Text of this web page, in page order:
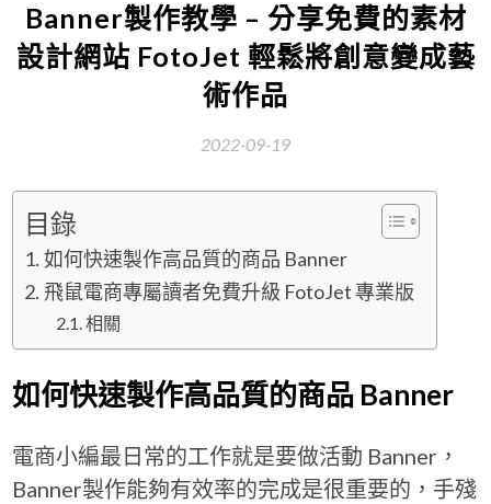
Banner製作教學 – 分享免費的素材
設計網站 FotoJet 輕鬆將創意變成藝
術作品
2022-09-19
目錄
如何快速製作高品質的商品 Banner
飛鼠電商專屬讀者免費升級 FotoJet 專業版
相關
如何快速製作高品質的商品 Banner
電商小編最日常的工作就是要做活動 Banner，
Banner製作能夠有效率的完成是很重要的，手殘